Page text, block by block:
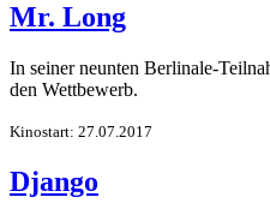
Mr. Long
In seiner neunten Berlinale-
den Wettbewerb.
Kinostart: 27.07.2017
Django